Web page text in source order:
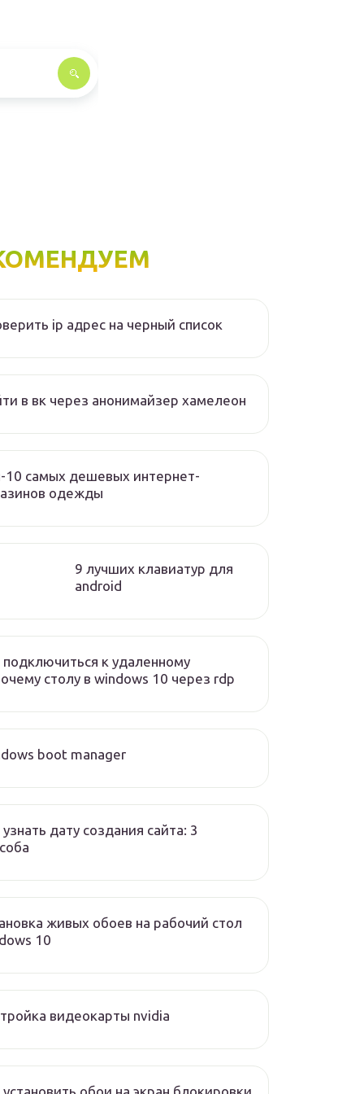
ip адрес на черный список
в вк через анонимайзер хамелеон
10 самых дешевых интернет-
одежды
9 лучших клавиатур для
android
подключиться к удаленному
столу в windows 10 через rdp
boot manager
узнать дату создания сайта: 3
живых обоев на рабочий стол
10
видеокарты nvidia